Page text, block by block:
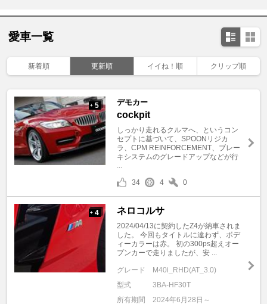
愛車一覧
新着順 更新順 イイね！順 クリップ順
+ 5 デモカー
cockpit
しっかり走れるクルマへ、というコン
セプトに基づいて、SPOONリジカ
ラ、CPM REINFORCEMENT、ブレー
キシステムのグレードアップなどが行
...
34
4 0
+ 4 ネロコルサ
2024/04/13に契約したZ4が納車されま
した。 今回もタイトルに違わず、ボデ
ィーカラーは赤。 初の300ps超えオー
プンカーで走りましたが、安 ...
グレード
M40i_RHD(AT_3.0)
型式
3BA-HF30T
所有期間
2024年6月28日～